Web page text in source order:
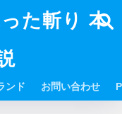
た斬り 本
ンド お問い合わせ